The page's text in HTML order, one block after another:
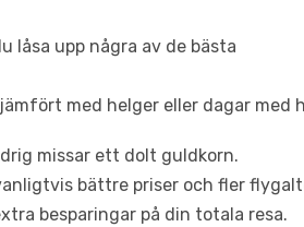
låsa upp några av de bästa
med helger eller dagar med
missar ett dolt guldkorn.
bättre priser och fler
besparingar på din totala resa.